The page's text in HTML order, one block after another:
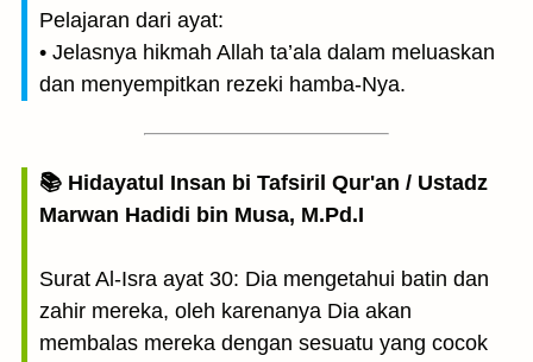
Pelajaran dari ayat:
• Jelasnya hikmah Allah ta’ala dalam meluaskan
dan menyempitkan rezeki hamba-Nya.
📚 Hidayatul Insan bi Tafsiril Qur'an / Ustadz
Marwan Hadidi bin Musa, M.Pd.I
Surat Al-Isra ayat 30: Dia mengetahui batin dan
zahir mereka, oleh karenanya Dia akan
membalas mereka dengan sesuatu yang cocok